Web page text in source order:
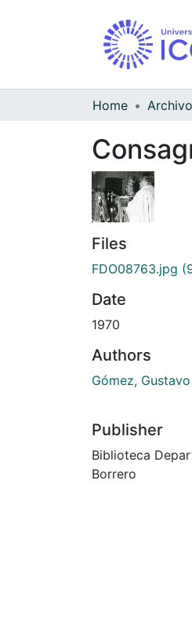
Home
Files
FDO08763.jpg
Date
1970
Authors
Gómez, Gustavo
Publisher
Biblioteca
Borrero